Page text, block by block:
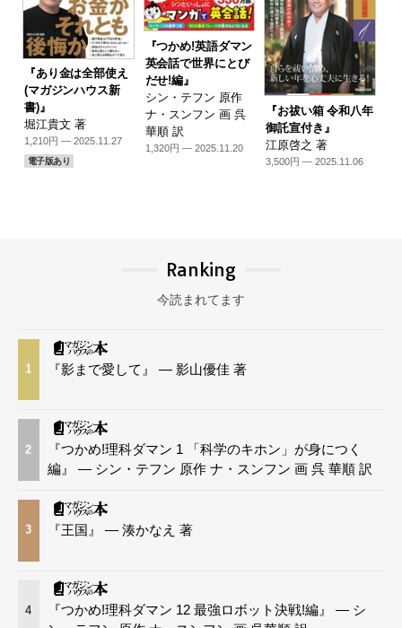
『あり金は全部使え
(マガジンハウス新
書)』
堀江貴文 著
1,210円 — 2025.11.27
電子版あり
『つかめ!英語ダマン
英会話で世界にとび
だせ!編』
シン・テフン 原作
ナ・スンフン 画 呉
華順 訳
1,320円 — 2025.11.20
『お祓い箱 令和八年
御託宣付き』
江原啓之 著
3,500円 — 2025.11.06
Ranking
今読まれてます
1 『影まで愛して』 — 影山優佳 著
2
『つかめ!理科ダマン 1 「科学のキホン」が身につく
編』 — シン・テフン 原作 ナ・スンフン 画 呉 華順 訳
3 『王国』 — 湊かなえ 著
4
『つかめ!理科ダマン 12 最強ロボット決戦!編』 — シ